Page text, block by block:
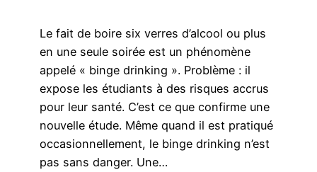
Le fait de boire six verres d’alcool ou plus
en une seule soirée est un phénomène
appelé « binge drinking ». Problème : il
expose les étudiants à des risques accrus
pour leur santé. C’est ce que confirme une
nouvelle étude. Même quand il est pratiqué
occasionnellement, le binge drinking n’est
pas sans danger. Une…